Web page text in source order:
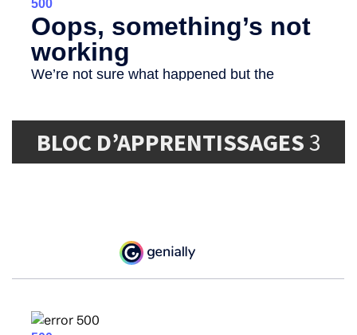
BLOC D’APPRENTISSAGES3